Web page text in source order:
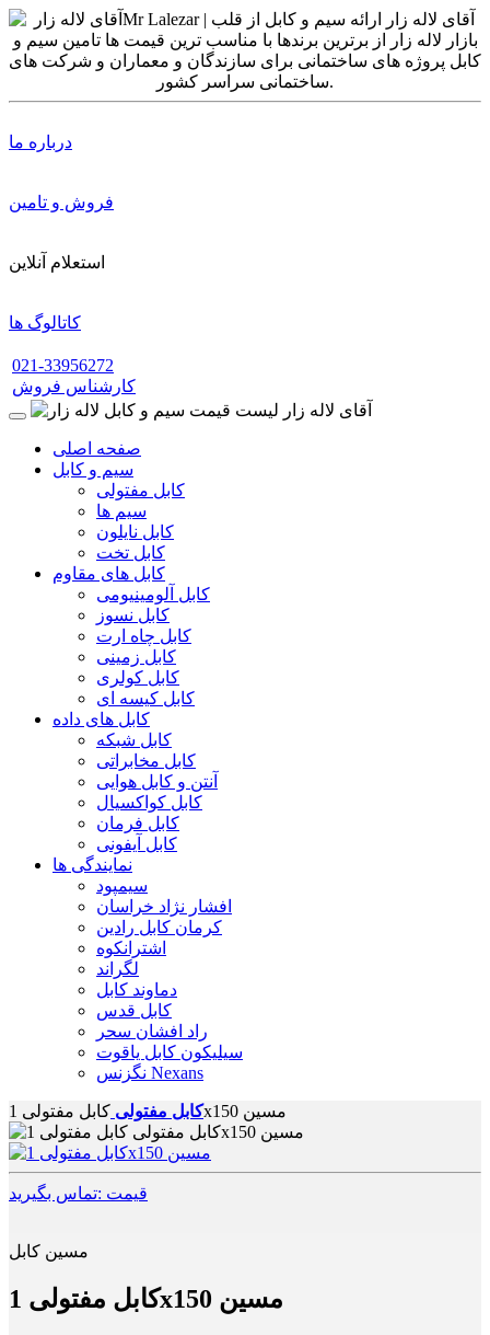
درباره ما
فروش و تامین
استعلام آنلاین
کاتالوگ ها
021-33956272
کارشناس فروش
صفحه اصلی
سیم و کابل
کابل مفتولی
سیم ها
کابل نایلون
کابل تخت
کابل های مقاوم
کابل آلومینیومی
کابل نسوز
کابل چاه ارت
کابل زمینی
کابل کولری
کابل کیسه ای
کابل های داده
کابل شبکه
کابل مخابراتی
آنتن و کابل هوایی
کابل کواکسیال
کابل فرمان
کابل آیفونی
نمایندگی ها
سیمپود
افشار نژاد خراسان
کرمان کابل رادین
اشترانکوه
لگراند
دماوند کابل
کابل قدس
راد افشان سحر
سیلیکون کابل یاقوت
نگزنس Nexans
کابل مفتولی کابل مفتولی 1x150 مسین
قیمت :تماس بگیرید
مسین کابل
کابل مفتولی 1x150 مسین